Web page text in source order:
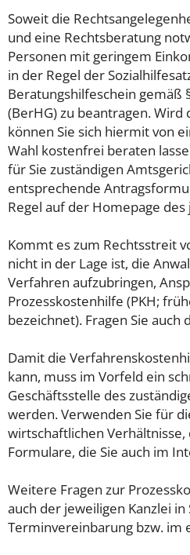
Soweit die
und eine Rechtsberatung
Personen mit geringem
in der Regel der
Beratungshilfeschein gemäß
(BerHG) zu beantragen. Wird
können Sie sich hiermit von
Wahl kostenfrei beraten
für Sie zuständigen
entsprechende
Regel auf der Homepage
Kommt es zum Rechtsstreit
nicht in der Lage ist, die
Verfahren aufzubringen,
Prozesskostenhilfe (PKH;
bezeichnet). Fragen Sie auch
Damit die
kann, muss im Vorfeld ein
Geschäftsstelle des
werden. Verwenden Sie für
wirtschaftlichen
Formulare, die Sie auch im
Weitere Fragen zur
auch der jeweiligen Kanzlei
Terminvereinbarung bzw. im